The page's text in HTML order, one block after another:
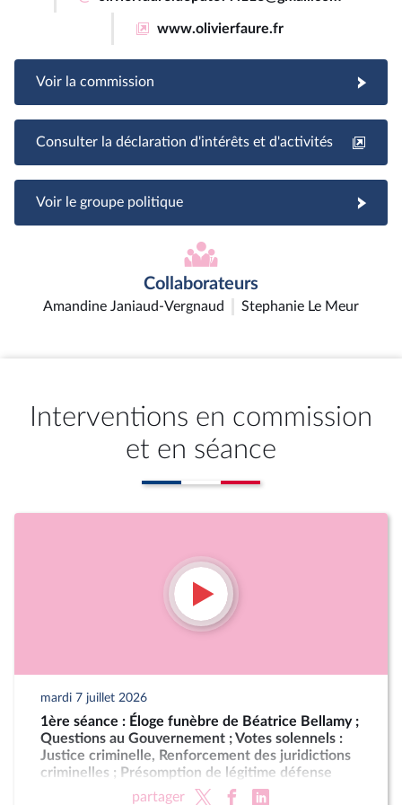
www.olivierfaure.fr
Voir la commission
Consulter la déclaration d'intérêts et d'activités
Voir le groupe politique
Collaborateurs
Amandine Janiaud-Vergnaud Stephanie Le Meur
Interventions en commission
et en séance
mardi 7 juillet 2026
1ère séance : Éloge funèbre de Béatrice Bellamy ;
Questions au Gouvernement ; Votes solennels :
Justice criminelle, Renforcement des juridictions
criminelles ; Présomption de légitime défense
pour les forces de l'ordre
partager